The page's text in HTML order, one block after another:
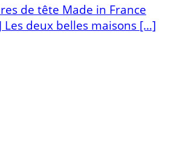
de tête Made in France
Les deux belles maisons […]